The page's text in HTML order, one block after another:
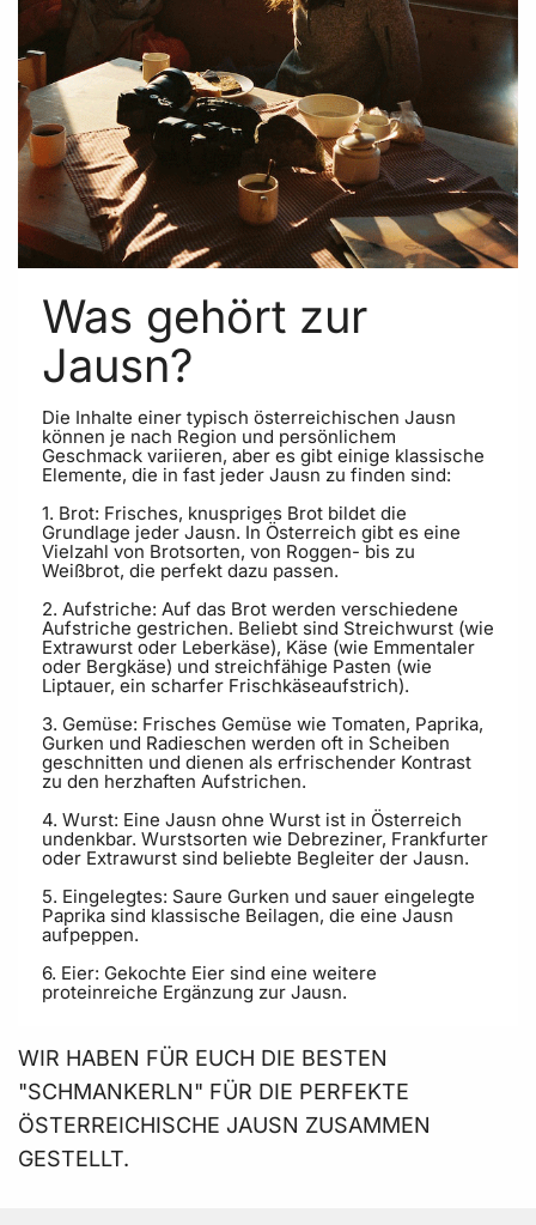
Was gehört zur
Jausn?
Die Inhalte einer typisch österreichischen Jausn
können je nach Region und persönlichem
Geschmack variieren, aber es gibt einige klassische
Elemente, die in fast jeder Jausn zu finden sind:
1. Brot: Frisches, knuspriges Brot bildet die
Grundlage jeder Jausn. In Österreich gibt es eine
Vielzahl von Brotsorten, von Roggen- bis zu
Weißbrot, die perfekt dazu passen.
2. Aufstriche: Auf das Brot werden verschiedene
Aufstriche gestrichen. Beliebt sind Streichwurst (wie
Extrawurst oder Leberkäse), Käse (wie Emmentaler
oder Bergkäse) und streichfähige Pasten (wie
Liptauer, ein scharfer Frischkäseaufstrich).
3. Gemüse: Frisches Gemüse wie Tomaten, Paprika,
Gurken und Radieschen werden oft in Scheiben
geschnitten und dienen als erfrischender Kontrast
zu den herzhaften Aufstrichen.
4. Wurst: Eine Jausn ohne Wurst ist in Österreich
undenkbar. Wurstsorten wie Debreziner, Frankfurter
oder Extrawurst sind beliebte Begleiter der Jausn.
5. Eingelegtes: Saure Gurken und sauer eingelegte
Paprika sind klassische Beilagen, die eine Jausn
aufpeppen.
6. Eier: Gekochte Eier sind eine weitere
proteinreiche Ergänzung zur Jausn.
WIR HABEN FÜR EUCH DIE BESTEN
"SCHMANKERLN" FÜR DIE PERFEKTE
ÖSTERREICHISCHE JAUSN ZUSAMMEN
GESTELLT.